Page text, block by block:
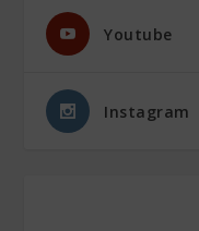
Youtube
Instagram